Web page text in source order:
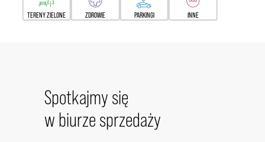
TERENY ZIELONE ZDROWIE PARKINGI INNE
Spotkajmy się
w biurze sprzedaży